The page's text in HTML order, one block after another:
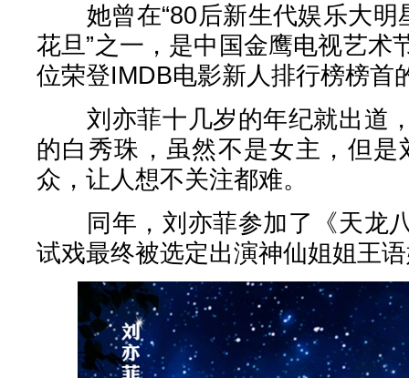
她曾在“80后新生代娱乐大明
花旦”之一，是中国金鹰电视艺术
位荣登IMDB电影新人排行榜榜首
刘亦菲十几岁的年纪就出道
的白秀珠，虽然不是女主，但
众，让人想不关注都难。
同年，刘亦菲参加了《天龙
试戏最终被选定出演神仙姐姐王